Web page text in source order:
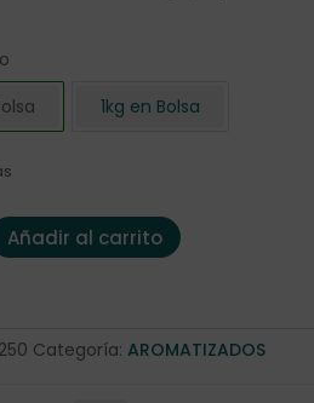
1kg en Bolsa
"Happy Hazelnut" 250gr.
Añadir al carrito
Categoría:AROMATIZADOS